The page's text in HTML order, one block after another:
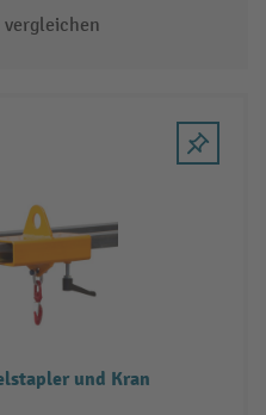
vergleichen
und Kran